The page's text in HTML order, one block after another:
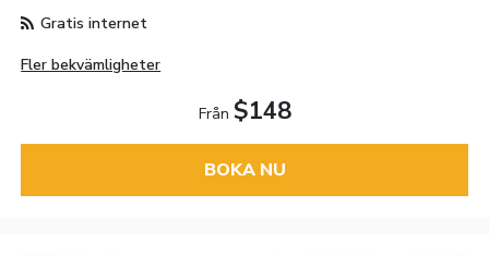
Gratis internet
Fler bekvämligheter
Från $148
BOKA NU